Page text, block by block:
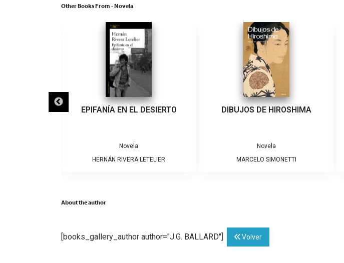
Other Books From - Novela
EPIFANÍA EN EL DESIERTO
Novela
HERNÁN RIVERA LETELIER
DIBUJOS DE HIROSHIMA
Novela
MARCELO SIMONETTI
About the author
[books_gallery_author author="J.G. BALLARD"] Volver